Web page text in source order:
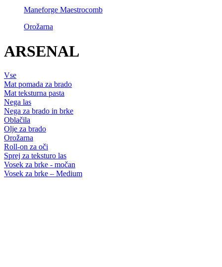
Maneforge Maestrocomb
Orožarna
ARSENAL
Vse
Mat pomada za brado
Mat teksturna pasta
Nega las
Nega za brado in brke
Oblačila
Olje za brado
Orožarna
Roll-on za oči
Sprej za teksturo las
Vosek za brke - močan
Vosek za brke – Medium